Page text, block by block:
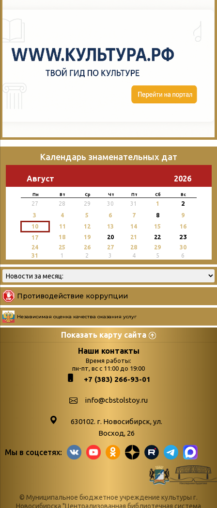
Календарь знаменательных дат
Август 2026
Пн Вт Ср Чт Пт Сб Вс
27 28 29 30 31 1 2
3 4 5 6 7 8
9
10
11 12 13 14 15
16
17
18 19 20 21 22 23
24 25 26 27 28 29
30
31
1 2 3 4 5 6
Противодействие коррупции
Независимая оценка качества оказания услуг
Показать карту сайта
Страницы
podvedenie-itogov-festivalya-
paskhalnaya-palitra
Библионочь – как ярмарка точь-в-
Конференции, семинары,
поступлений
Война. Народ.
живые»
«Мне всё
снятся
военной поры
Наши контакты
Время работы:
пн-пт, вс с 11:00 до 19:00
+7 (383) 266-93-01
info@cbstolstoy.ru
630102. г. Новосибирск, ул.
Восход, 26
Мы в соцсетях:
© Муниципальное бюджетное учреждение культуры г.
Новосибирска "Централизованная библиотечная система